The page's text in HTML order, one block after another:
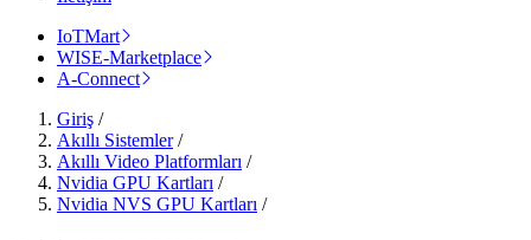
IoTMart
WISE-Marketplace
A-Connect
Giriş /
Akıllı Sistemler/
Akıllı Video Platformları /
Nvidia GPU Kartları /
Nvidia NVS GPU Kartları /